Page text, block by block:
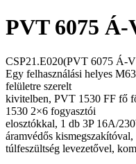
PVT 6075
CSP21.E020(PVT 6075 Á-
Egy felhasználási helyes
felületre szerelt
kivitelben, PVT 1530 FF fő
1530 2×6 fogyasztói
elosztókkal, 1 db 3P 16A/
áramvédős kismegszakítóval,
túlfeszültség levezetővel,